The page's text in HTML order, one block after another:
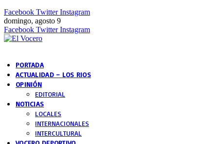
Facebook Twitter Instagram
domingo, agosto 9
Facebook Twitter Instagram
PORTADA
ACTUALIDAD – LOS RIOS
OPINIÓN
EDITORIAL
NOTICIAS
LOCALES
INTERNACIONALES
INTERCULTURAL